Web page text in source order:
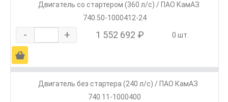
Двигатель со стартером (360 л/с) / ПАО КамАЗ
740.50-1000412-24
- + 1 552 692 ₽ 0 шт.
Ä
Двигатель без стартера (240 л/с) / ПАО КамАЗ
740.11-1000400